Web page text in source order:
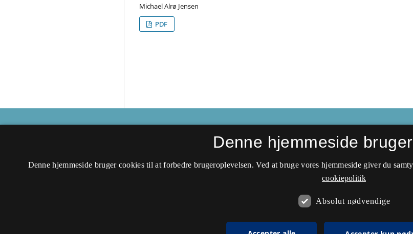
Michael Alrø Jensen
PDF
ISSN 2445-8147 (Online)
Denne hjemmeside
Denne hjemmeside bruger cookies til at forbedre brugeroplevelsen. Ved at bruge vores hjemmeside giver du
cookiepolitik
Absolut nødvendige